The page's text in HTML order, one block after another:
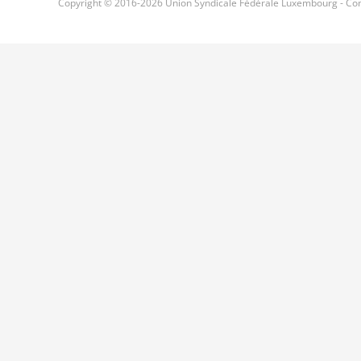
Copyright © 2016-2026 Union Syndicale Fédérale Luxembourg -